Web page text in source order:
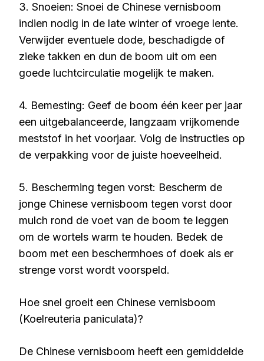
3. Snoeien: Snoei de Chinese vernisboom
indien nodig in de late winter of vroege lente.
Verwijder eventuele dode, beschadigde of
zieke takken en dun de boom uit om een
goede luchtcirculatie mogelijk te maken.
4. Bemesting: Geef de boom één keer per jaar
een uitgebalanceerde, langzaam vrijkomende
meststof in het voorjaar. Volg de instructies op
de verpakking voor de juiste hoeveelheid.
5. Bescherming tegen vorst: Bescherm de
jonge Chinese vernisboom tegen vorst door
mulch rond de voet van de boom te leggen
om de wortels warm te houden. Bedek de
boom met een beschermhoes of doek als er
strenge vorst wordt voorspeld.
Hoe snel groeit een Chinese vernisboom
(Koelreuteria paniculata)?
De Chinese vernisboom heeft een gemiddelde